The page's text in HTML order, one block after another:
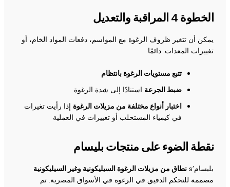
الخطوة 4 المراقبة والتعديل
يمكن أن تتغير ظروف الرغوة مع المواسم، دفعات المواد الخام، أو
تغييرات المعدات. دائمًا:
تتبع مستويات الرغوة بانتظام
ضبط الجرعة استنادًا إلى شدة الرغوة
اختبار أنواع مختلفة من مزيلات الرغوة إذا رأيت تغيرات
في كيمياء المستحلب أو تغييرات في العملية
نقطة الضوء على منتجات بليسام
بليسام’s
نطاق من مزيلات الرغوة السيليكونية وغير السيليكونية
مصممة للتحكم الدقيق في الرغوة في الأسواق المصرية. تم